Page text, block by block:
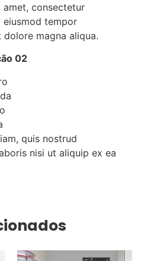
consectetur
tempor
magna aliqua.
02
quis nostrud
nisi ut aliquip ex ea